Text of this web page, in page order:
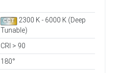
CCT 2300 K - 6000 K (Deep
Tunable)
CRI > 90
180°